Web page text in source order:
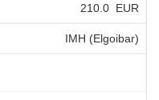
210.0 EUR
IMH (Elgoibar)